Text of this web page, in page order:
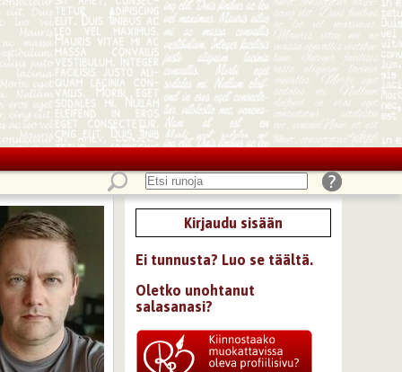
Kirjaudu sisään
Ei tunnusta? Luo se täältä.
Oletko unohtanut
salasanasi?